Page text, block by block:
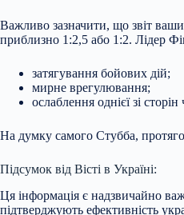
Важливо зазначити, що звіт
приблизно 1:2,5 або 1:2. Лідер
затягування бойових дій;
мирне врегулювання;
ослаблення однієї зі
На думку самого Стубба,
Підсумок від Вісті в Україні:
Ця інформація є надзвичайно
підтверджують ефективність